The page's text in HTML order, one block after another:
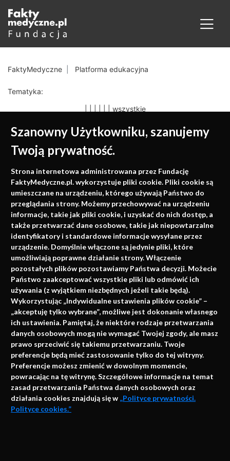
Szanowny Użytkowniku, szanujemy
Twoją prywatność.
Strona internetowa administrowana przez Fundację
FaktyMedyczne.pl. wykorzystuje pliki cookie. Pliki cookie są
umieszczane na urządzeniu, którego używają Państwo do
przeglądania strony. Możemy przechowywać na urządzeniu
informacje, takie jak pliki cookie, i uzyskać do nich dostęp, a
także przetwarzać dane osobowe, takie jak niepowtarzalne
identyfikatory i standardowe informacje wysyłane przez
urządzenie. Domyślnie włączone są jedynie pliki, które
umożliwiają poprawne działanie strony. Włączenie
pozostałych plików pozostawiamy Państwa decyzji. Możecie
Państwo zaakceptować wszystkie pliki lub odmówić ich
używania (z wyjątkiem niezbędnych jeżeli takie będą).
Wykorzystując „Indywidualne ustawienia plików cookie” –
„akceptuję tylko wybrane”, możliwe jest dokonanie własnego
ich ustawienia. Pamiętaj, że niektóre rodzaje przetwarzania
danych osobowych mogą nie wymagać Twojej zgody, ale masz
prawo sprzeciwić się takiemu przetwarzaniu. Twoje
preferencje będą mieć zastosowanie tylko do tej witryny.
Preferencje możesz zmienić w dowolnym momencie,
powracając na tę witrynę. Szczegółowe informacje na temat
zasad przetwarzania Państwa danych osobowych oraz
działania cookies znajdują się w „Polityce prywatności.
Polityce cookies.”
FaktyMedyczne Platforma edukacyjna
Tematyka:
wszystkie
Medycyna oparta na
faktach
Konferencje, szkolenia, e-learning, wydawnictwo
Napisz do nas
info@faktymedyczne.pl
ul. Towarowa 2
43-460 Wisła
Redakcja medyczna:
ul. Wolności 338b